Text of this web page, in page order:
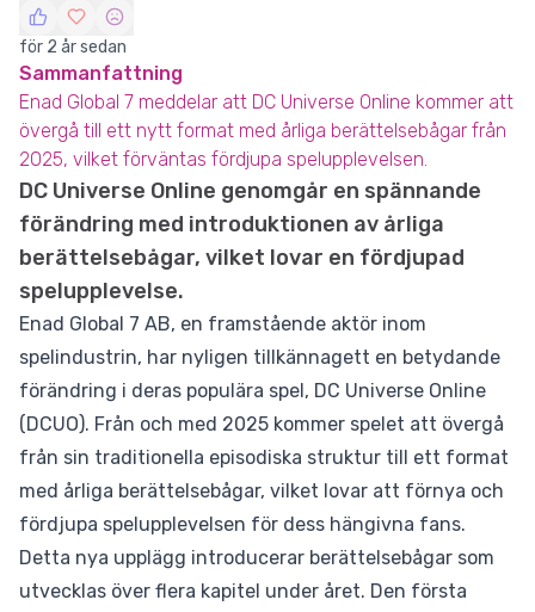
för 2 år sedan
Sammanfattning
Enad Global 7 meddelar att DC Universe Online kommer att
övergå till ett nytt format med årliga berättelsebågar från
2025, vilket förväntas fördjupa spelupplevelsen.
DC Universe Online genomgår en spännande
förändring med introduktionen av årliga
berättelsebågar, vilket lovar en fördjupad
spelupplevelse.
Enad Global 7 AB, en framstående aktör inom
spelindustrin, har nyligen tillkännagett en betydande
förändring i deras populära spel, DC Universe Online
(DCUO). Från och med 2025 kommer spelet att övergå
från sin traditionella episodiska struktur till ett format
med årliga berättelsebågar, vilket lovar att förnya och
fördjupa spelupplevelsen för dess hängivna fans.
Detta nya upplägg introducerar berättelsebågar som
utvecklas över flera kapitel under året. Den första